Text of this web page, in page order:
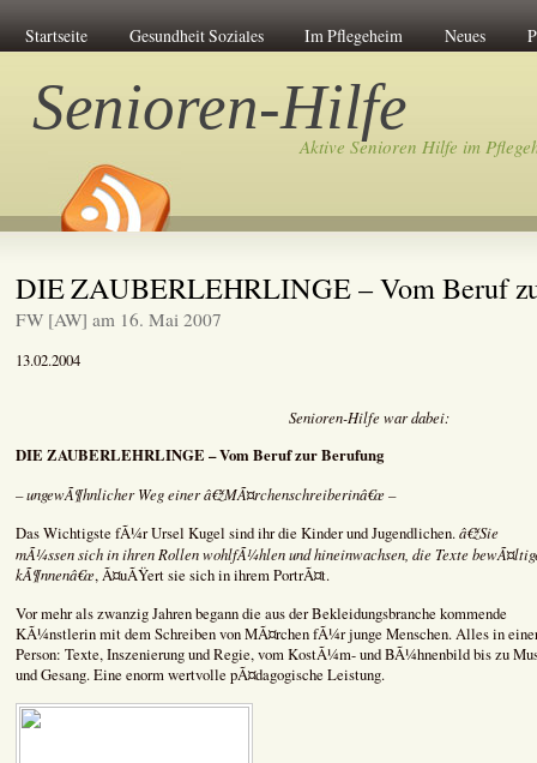
Startseite Gesundheit Soziales Im Pflegeheim Neues
Senioren-Hilfe
Aktive Senioren Hilfe im
DIE ZAUBERLEHRLINGE – Vom Beruf
FW [AW] am 16. Mai 2007
13.02.2004
Senioren-Hilfe war dabei:
DIE ZAUBERLEHRLINGE – Vom Beruf zur Berufung
– ungewÃ¶hnlicher Weg einer â€žMÃ¤rchenschreiberinâ€œ –
Das Wichtigste fÃ¼r Ursel Kugel sind ihr die Kinder und Jugendlichen.â€žSie
mÃ¼ssen sich in ihren Rollen wohlfÃ¼hlen und hineinwachsen, die Texte
kÃ¶nnenâ€œ, Ã¤uÃŸert sie sich in ihrem PortrÃ¤t.
Vor mehr als zwanzig Jahren begann die aus der Bekleidungsbranche kommende
KÃ¼nstlerin mit dem Schreiben von MÃ¤rchen fÃ¼r junge Menschen. Alles in
Person: Texte, Inszenierung und Regie, vom KostÃ¼m- und BÃ¼hnenbild bis zu
und Gesang. Eine enorm wertvolle pÃ¤dagogische Leistung.